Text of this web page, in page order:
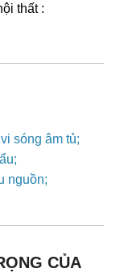
thất :
vi sóng âm tủ
nguồn
CỦA